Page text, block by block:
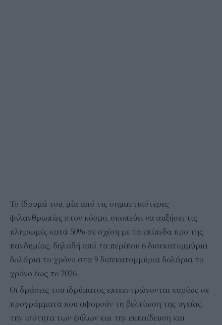
Το ίδρυμά του, μία από τις σημαντικότερες
φιλανθρωπίες στον κόσμο, σκοπεύει να αυξήσει τις
πληρωμές κατά 50% σε σχέση με τα επίπεδα προ της
πανδημίας, δηλαδή από τα περίπου 6 δισεκατομμύρια
δολάρια το χρόνο στα 9 δισεκατομμύρια δολάρια το
χρόνο έως το 2026.
Οι δράσεις του ιδρύματος επικεντρώνονται κυρίως σε
προγράμματα που αφορούν τη βελτίωση της υγείας,
την ισότητα των φύλων και την εκπαίδευση και